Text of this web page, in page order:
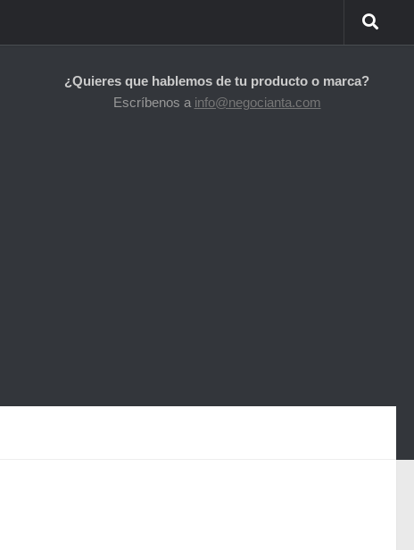
¿Quieres que hablemos de tu producto o marca?
Escríbenos a info@negocianta.com